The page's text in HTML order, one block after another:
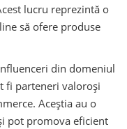
lucru reprezintă o
să ofere produse
din domeniul
fi parteneri valoroși
Aceștia au o
pot promova eficient